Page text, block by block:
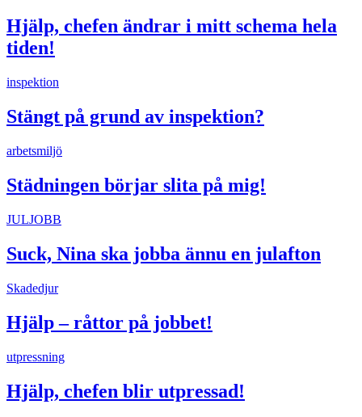
Hjälp, chefen ändrar i mitt schema hela
tiden!
inspektion
Stängt på grund av inspektion?
arbetsmiljö
Städningen börjar slita på mig!
JULJOBB
Suck, Nina ska jobba ännu en julafton
Skadedjur
Hjälp – råttor på jobbet!
utpressning
Hjälp, chefen blir utpressad!